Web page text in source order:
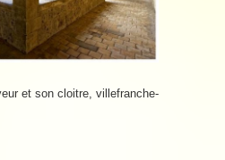
et son cloitre, villefranche-